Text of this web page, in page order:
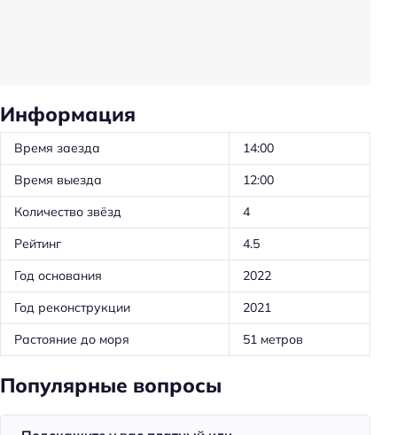
Кухня/кухонный уголок в номере
Кондиционер в номере
Чай/кофе в номерах
Вентилятор
Телевизор в номере
Холодильник
Уборка
Питание
Завтрак
Информация
Время заезда
14:00
Время выезда
12:00
Количество звёзд
4
Рейтинг
4.5
Год основания
2022
Год реконструкции
2021
Растояние до моря
51 метров
Популярные вопросы